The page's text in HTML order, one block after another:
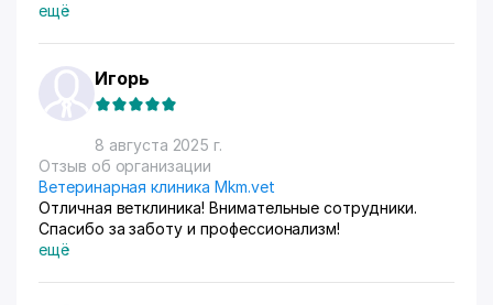
ещё
Игорь
8 августа 2025 г.
Отзыв об организации
Ветеринарная клиника Mkm.vet
Отличная ветклиника! Внимательные сотрудники.
Спасибо за заботу и профессионализм!
ещё